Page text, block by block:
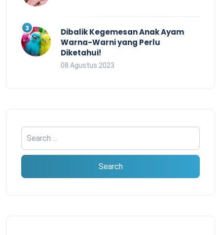
Dibalik Kegemesan Anak Ayam
Warna-Warni yang Perlu
Diketahui!
08 Agustus 2023